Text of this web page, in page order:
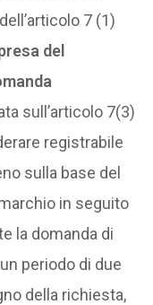
7 (1)
del
sull’articolo 7(3)
registrabile
sulla base del
in seguito
la domanda di
periodo di due
della richiesta,